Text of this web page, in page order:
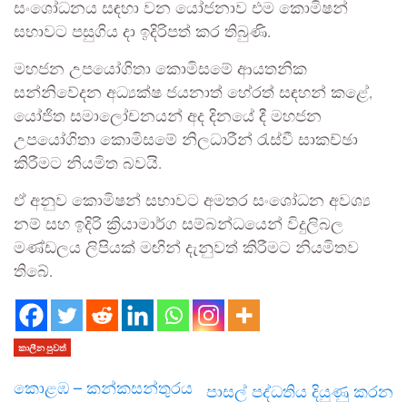
සංශෝධනය සඳහා වන යෝජනාව එම කොමිෂන්
සභාවට පසුගිය දා ඉදිරිපත් කර තිබුණි.
මහජන උපයෝගිතා කොමිසමේ ආයතනික
සන්නිවේදන අධ්‍යක්ෂ ජයනාත් හේරත් සඳහන් කළේ,
යෝජිත සමාලෝචනයන් අද දිනයේ දී මහජන
උපයෝගිතා කොමිසමේ නිලධාරීන් රැස්වී සාකච්ඡා
කිරීමට නියමිත බවයි.
ඒ අනුව කොමිෂන් සභාවට අමතර සංශෝධන අවශ්‍ය
නම් සහ ඉදිරි ක්‍රියාමාර්ග සම්බන්ධයෙන් විදුලිබල
මණ්ඩලය ලිපියක් මඟින් දැනුවත් කිරීමට නියමිතව
තිබේ.
කාලීන පුවත්
කොළඹ – කන්කසන්තුරය
පාසල් පද්ධතිය දියුණු කරන